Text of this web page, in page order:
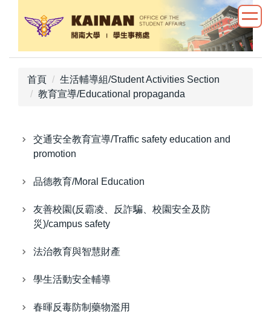
首頁
生活輔導組/Student Activities Section
教育宣導/Educational propaganda
交通安全教育宣導/Traffic safety education and
promotion
品德教育/Moral Education
友善校園(反霸凌、反詐騙、校園安全及防
災)/campus safety
法治教育與智慧財產
學生活動安全輔導
春暉反毒防制藥物濫用